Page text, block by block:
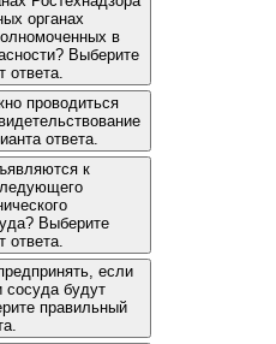
органах
в
Выберите
ответа.
проводиться
ответа.
к
Выберите
ответа.
если
сосуда будут
правильный